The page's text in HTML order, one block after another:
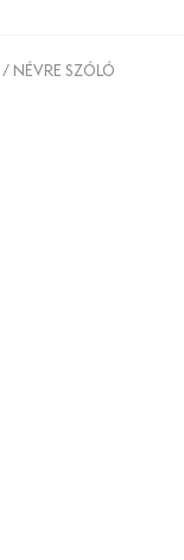
/ NÉVRE SZÓLÓ